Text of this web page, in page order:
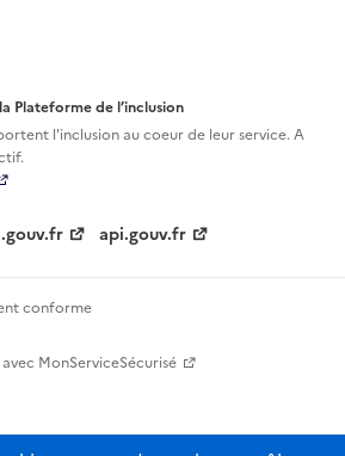
Plateforme de l’inclusion
l'inclusion aucoeur de leur service. A
api.gouv.fr
conforme
MonServiceSécurisé